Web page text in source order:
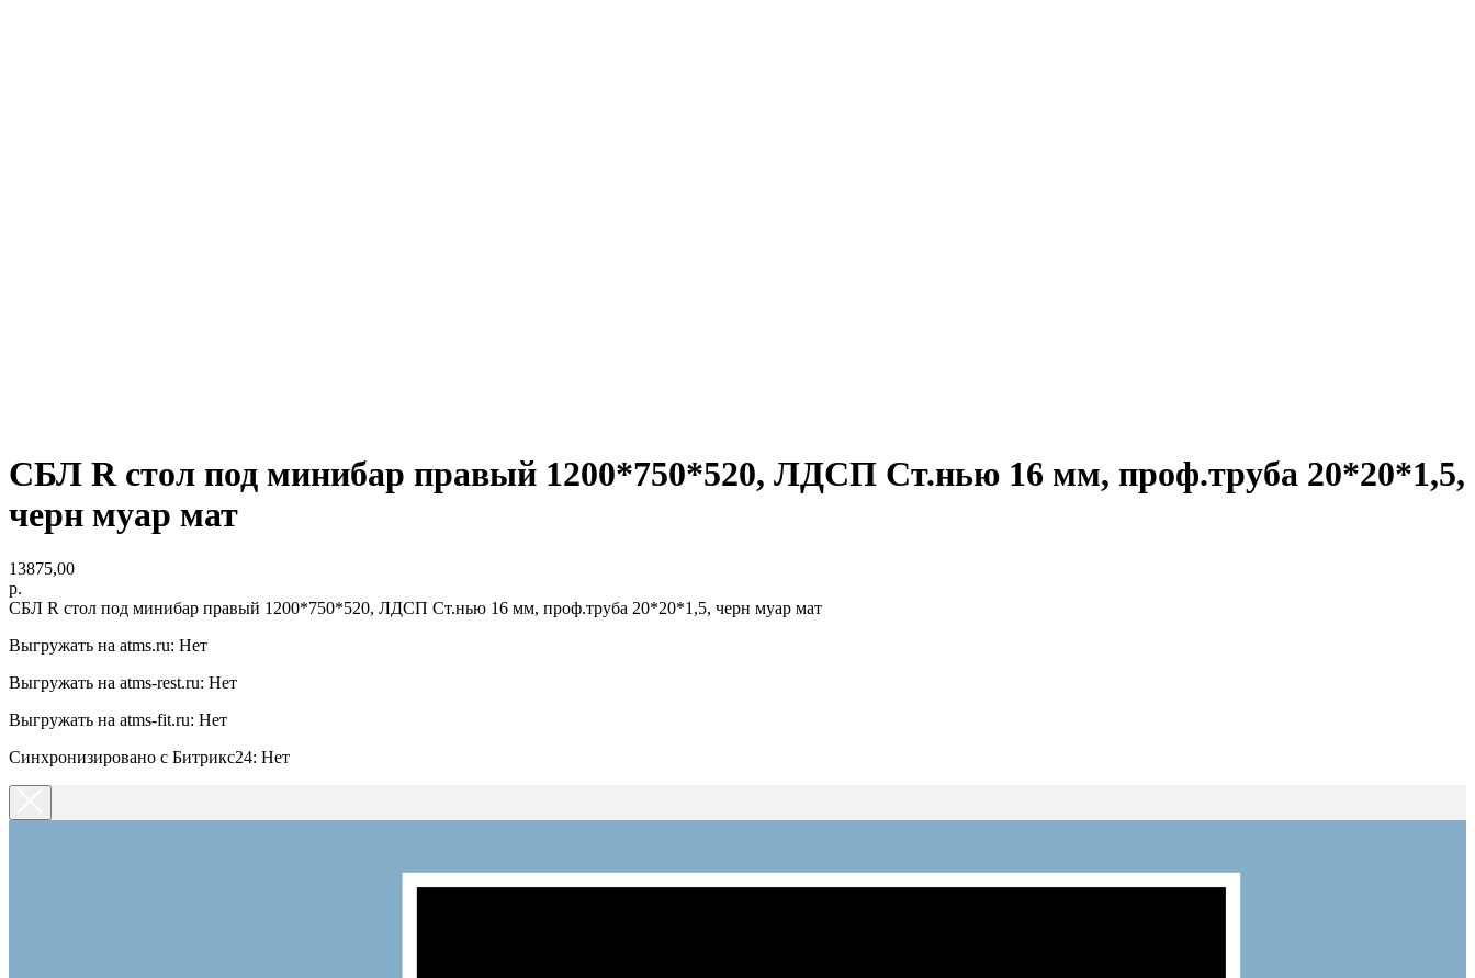
СБЛ R стол под минибар правый 1200*750*520, ЛДСП Ст.нью 16 мм, проф.труба 20*20*1,5,
черн муар мат
13875,00
р.
СБЛ R стол под минибар правый 1200*750*520, ЛДСП Ст.нью 16 мм, проф.труба 20*20*1,5, черн муар мат
Выгружать на atms.ru: Нет
Выгружать на atms-rest.ru: Нет
Выгружать на atms-fit.ru: Нет
Синхронизировано с Битрикс24: Нет